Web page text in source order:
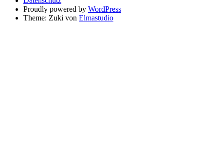
Proudly powered by WordPress
Theme: Zuki von Elmastudio